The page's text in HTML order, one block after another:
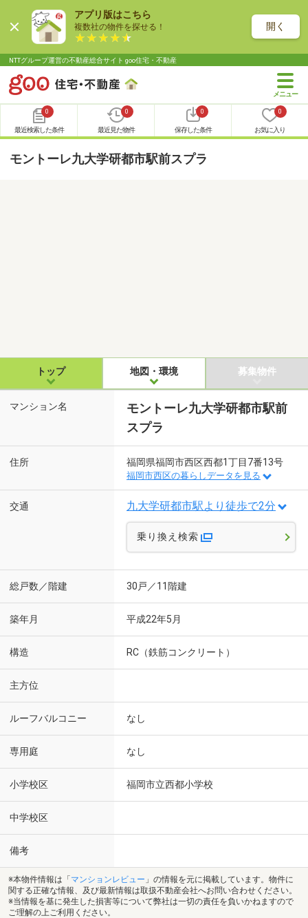
アプリ版はこちら
複数社の物件を探せる！ 開く
NTTグループ運営の不動産総合サイト goo住宅・不動産
0
最近検索した条件
0
最近見た物件
0
保存した条件
0
お気に入り
モントーレ九大学研都市駅前スプラ
トップ 地図・環境 募集物件
マンション名
モントーレ九大学研都市駅前
スプラ
住所 福岡県福岡市西区西都1丁目7番13号
福岡市西区の暮らしデータを見る
交通 九大学研都市駅より徒歩で2分
乗り換え検索
総戸数／階建 30戸／11階建
築年月 平成22年5月
構造 RC（鉄筋コンクリート）
主方位
ルーフバルコニー なし
専用庭 なし
小学校区 福岡市立西都小学校
中学校区
備考
※本物件情報は「 マンションレビュー 」の情報を元に掲載しています。物件に
関する正確な情報、及び最新情報は取扱不動産会社へお問い合わせください。
※当情報を基に発生した損害等について弊社は一切の責任を負いかねますので
ご理解の上ご利用ください。